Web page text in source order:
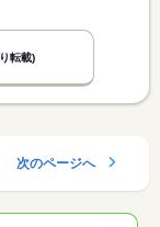
転載)
次のページへ